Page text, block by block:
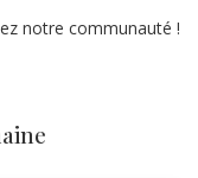
notre communauté !